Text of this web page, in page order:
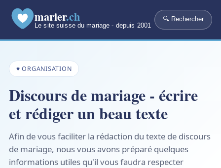
marier.ch
Le site suisse du mariage - depuis 2001
🔍 Rechercher
♥ ORGANISATION
Discours de mariage - écrire
et rédiger un beau texte
Afin de vous faciliter la rédaction du texte de discours
de mariage, nous vous avons préparé quelques
informations utiles qu'il vous faudra respecter